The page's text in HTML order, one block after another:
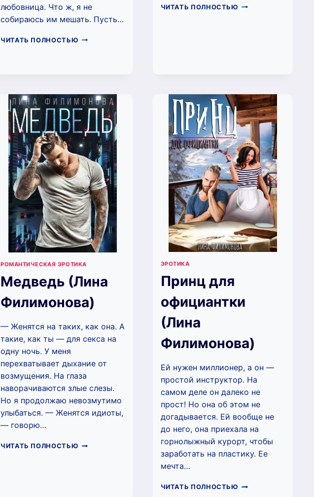
любовница. Что ж, я не
собираюсь им мешать. Пусть…
ЧИТАТЬ ПОЛНОСТЬЮ ЗАПАСНАЯ
ЧИТАТЬ ПОЛНОСТЬЮ КОТЯРА
РОМАНТИЧЕСКАЯ ЭРОТИКА
Медведь (Лина
Филимонова)
— Женятся на таких, как она. А
такие, как ты — для секса на
одну ночь. У меня
перехватывает дыхание от
возмущения. На глаза
наворачиваются злые слезы.
Но я продолжаю невозмутимо
улыбаться. — Женятся идиоты,
— говорю…
ЧИТАТЬ ПОЛНОСТЬЮ МЕДВЕДЬ
ЭРОТИКА
Принц для
официантки
(Лина
Филимонова)
Ей нужен миллионер, а он —
простой инструктор. На
самом деле он далеко не
прост! Но она об этом не
догадывается. Ей вообще не
до него, она приехала на
горнолыжный курорт, чтобы
заработать на пластику. Ее
мечта…
ЧИТАТЬ ПОЛНОСТЬЮ ПРИНЦ